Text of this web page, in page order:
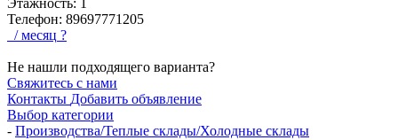
Телефон: 89697771205
/ месяц ?
Не нашли подходящего варианта?
Свяжитесь с нами
Контакты Добавить объявление
Выбор категории
- Производства/Теплые склады/Холодные склады